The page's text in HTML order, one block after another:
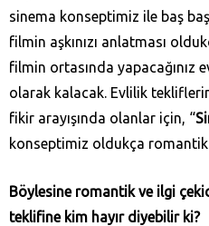
sinema konseptimiz ile baş
filmin aşkınızı anlatması
filmin ortasında yapacağınız
olarak kalacak. Evlilik
fikir arayışında olanlar için, “
konseptimiz oldukça
Böylesine romantik ve ilgi
teklifine kim hayır diyebilir ki?